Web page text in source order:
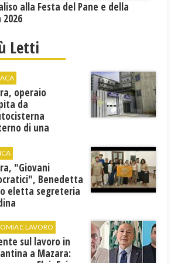
alla Festa del Pane e della
2026
Letti
operaio
da
di una
al "Villa Sofia"
"Giovani
Benedetta
eletta segreteria
E LAVORO
sul lavoro in
a Mazara: